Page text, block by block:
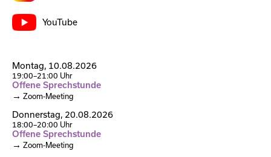
YouTube
Montag, 10.08.2026
19:00–21:00 Uhr
Offene Sprechstunde
Zoom-Meeting
Donnerstag, 20.08.2026
18:00–20:00 Uhr
Offene Sprechstunde
Zoom-Meeting